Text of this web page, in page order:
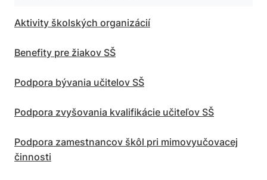
Aktivity školských organizácií
Benefity pre žiakov SŠ
Podpora bývania učitelov SŠ
Podpora zvyšovania kvalifikácie učiteľov SŠ
Podpora zamestnancov škôl pri mimovyučovacej
činnosti